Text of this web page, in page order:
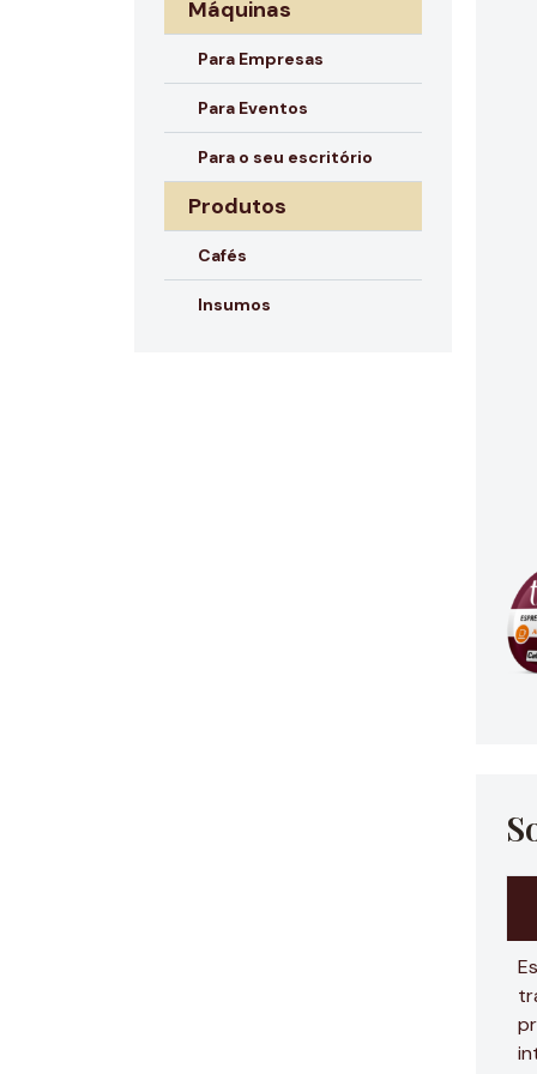
Máquinas
Para Empresas
Para Eventos
Para o seu escritório
Produtos
Cafés
Insumos